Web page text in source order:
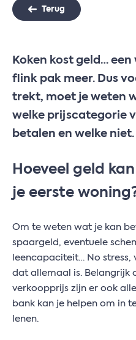
Terug
Koken kost geld…
flink pak meer. Dus
trekt, moet je weten
welke prijscategorie
betalen en welke niet.
Hoeveel geld
je eerste
Om te weten wat je kan
spaargeld, eventuele
leencapaciteit… No
dat allemaal is. Belangrijk
verkoopprijs zijn er ook
bank kan je helpen om in
lenen.